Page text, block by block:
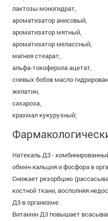
лактозы моногидрат,
ароматизатор анисовый,
ароматизатор мятный,
ароматизатор мелассный,
магния стеарат;
альфа-токоферола ацетат,
соевых бобов масло
желатин,
сахароза,
крахмал кукурузный;
Натекаль Д3 -
обмен кальция и фосфора в
Снижает резорбцию
костной ткани, восполняя
Д3 в организме.
Витамин Д3 повышает